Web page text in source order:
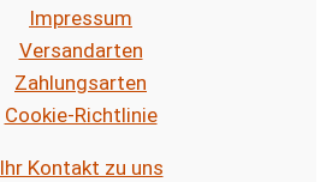
Impressum
Versandarten
Zahlungsarten
Cookie-Richtlinie
Ihr Kontakt zu uns